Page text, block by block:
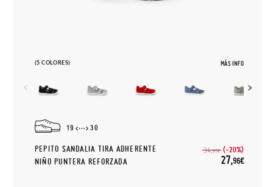
(5 COLORES) MÁS INFO
19 30
PEPITO SANDALIA TIRA ADHERENTE
NIÑO PUNTERA REFORZADA
34,95€ (-20%)
27,96€